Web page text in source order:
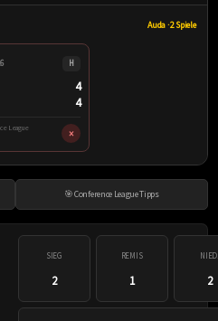
Auda · 2 Spiele
H
4
4
League ×
🎯 Conference League Tipps
SIEG
2
REMIS
1
NIED.
2